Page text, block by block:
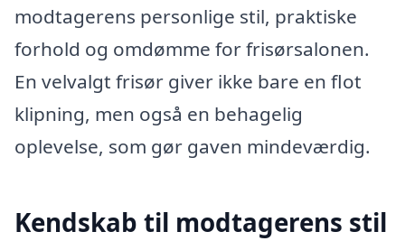
modtagerens personlige stil, praktiske
forhold og omdømme for frisørsalonen.
En velvalgt frisør giver ikke bare en flot
klipning, men også en behagelig
oplevelse, som gør gaven mindeværdig.
Kendskab til modtagerens stil